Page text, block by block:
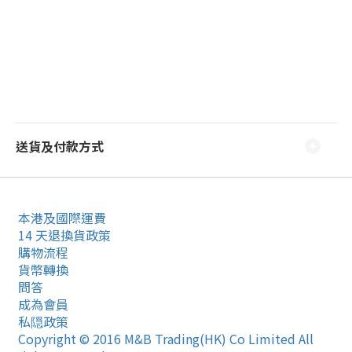
送貨及付款方式
本港及國際運費
14 天退換貨政策
購物流程
貨幣轉換
問答
成為會員
私隠政策
Copyright © 2016 M&B Trading(HK) Co Limited All